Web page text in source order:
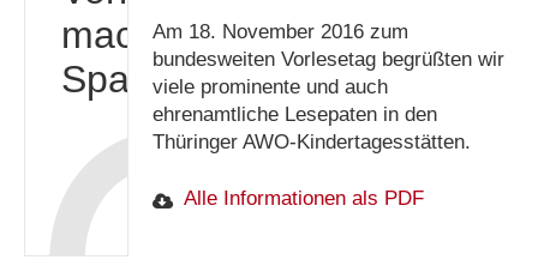
macht
Spaß
Am 18. November 2016 zum
bundesweiten Vorlesetag begrüßten wir
viele prominente und auch
ehrenamtliche Lesepaten in den
Thüringer AWO-Kindertagesstätten.
Alle Informationen als PDF